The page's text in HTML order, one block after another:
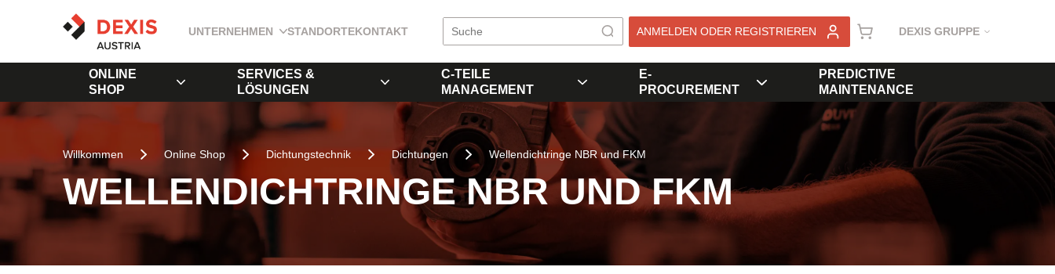
UNTERNEHMEN STANDORTEKONTAKT ANMELDEN ODER REGISTRIEREN DEXIS GRUPPE
ONLINE
SHOP
SERVICES &
LÖSUNGEN
C-TEILE
MANAGEMENT
E-
PROCUREMENT
PREDICTIVE
MAINTENANCE
Willkommen Online Shop Dichtungstechnik Dichtungen Wellendichtringe NBR und FKM
WELLENDICHTRINGE NBR UND FKM